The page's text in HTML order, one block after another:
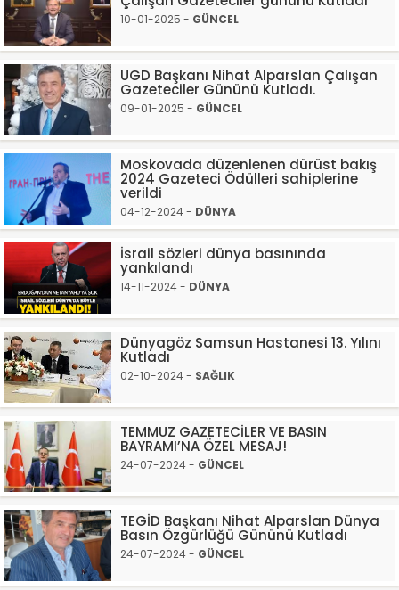
10-01-2025 - GÜNCEL
UGD Başkanı Nihat Alparslan Çalışan
Gazeteciler Gününü Kutladı.
09-01-2025 - GÜNCEL
Moskovada düzenlenen dürüst bakış
2024 Gazeteci Ödülleri sahiplerine
verildi
04-12-2024 - DÜNYA
İsrail sözleri dünya basınında
yankılandı
14-11-2024 - DÜNYA
Dünyagöz Samsun Hastanesi 13. Yılını
Kutladı
02-10-2024 - SAĞLIK
TEMMUZ GAZETECİLER VE BASIN
BAYRAMI’NA ÖZEL MESAJ!
24-07-2024 - GÜNCEL
TEGİD Başkanı Nihat Alparslan Dünya
Basın Özgürlüğü Gününü Kutladı
24-07-2024 - GÜNCEL